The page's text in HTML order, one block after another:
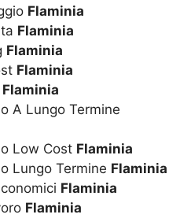
Flaminia
Flaminia
Flaminia
Flaminia
Flaminia
A Lungo Termine
Low Cost Flaminia
Lungo Termine Flaminia
Flaminia
Flaminia